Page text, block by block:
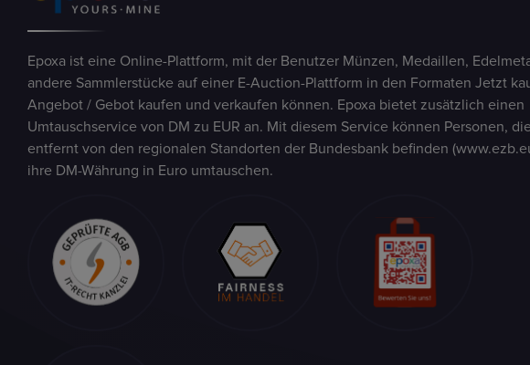
Epoxa ist eine Online-Plattform, mit der Benutzer Münzen, Medaillen,
andere Sammlerstücke auf einer E-Auction-Plattform in den Formaten Jetzt
Angebot / Gebot kaufen und verkaufen können. Epoxa bietet zusätzlich einen
Umtauschservice von DM zu EUR an. Mit diesem Service können Personen,
entfernt von den regionalen Standorten der Bundesbank befinden
ihre DM-Währung in Euro umtauschen.